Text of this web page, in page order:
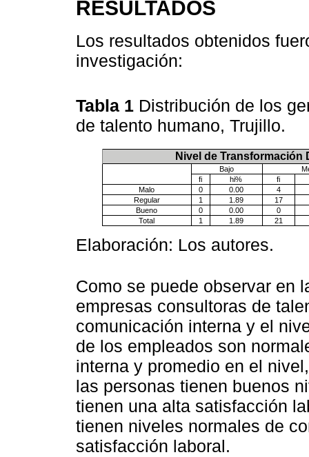
RESULTADOS
Los resultados obtenidos
investigación:
Tabla 1 Distribución de los
de talento humano, Trujillo.
Nivel de Transformación
Bajo
fi
hi%
fi
Malo
0 0.00
4
Regular
1 1.89
17
Bueno
0 0.00
0
Total
1 1.89 21
Elaboración: Los autores.
Como se puede observar en
empresas consultoras de
comunicación interna y el
de los empleados son
interna y promedio en el
las personas tienen buenos
tienen una alta satisfacción
tienen niveles normales de
satisfacción laboral.